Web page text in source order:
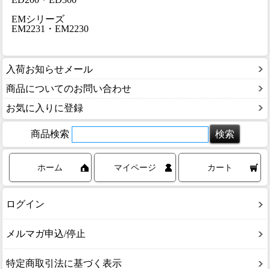
EMシリーズ
EM2231・EM2230
入荷お知らせメール
商品についてのお問い合わせ
お気に入りに登録
商品検索
ホーム マイページ カート
ログイン
メルマガ申込/停止
特定商取引法に基づく表示